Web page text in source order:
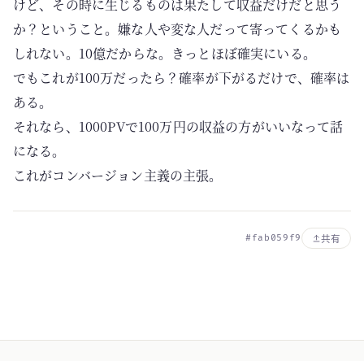
けど、その時に生じるものは果たして収益だけだと思う
か？ということ。嫌な人や変な人だって寄ってくるかも
しれない。10億だからな。きっとほぼ確実にいる。
でもこれが100万だったら？確率が下がるだけで、確率は
ある。
それなら、1000PVで100万円の収益の方がいいなって話
になる。
これがコンバージョン主義の主張。
#fab059f9 共有